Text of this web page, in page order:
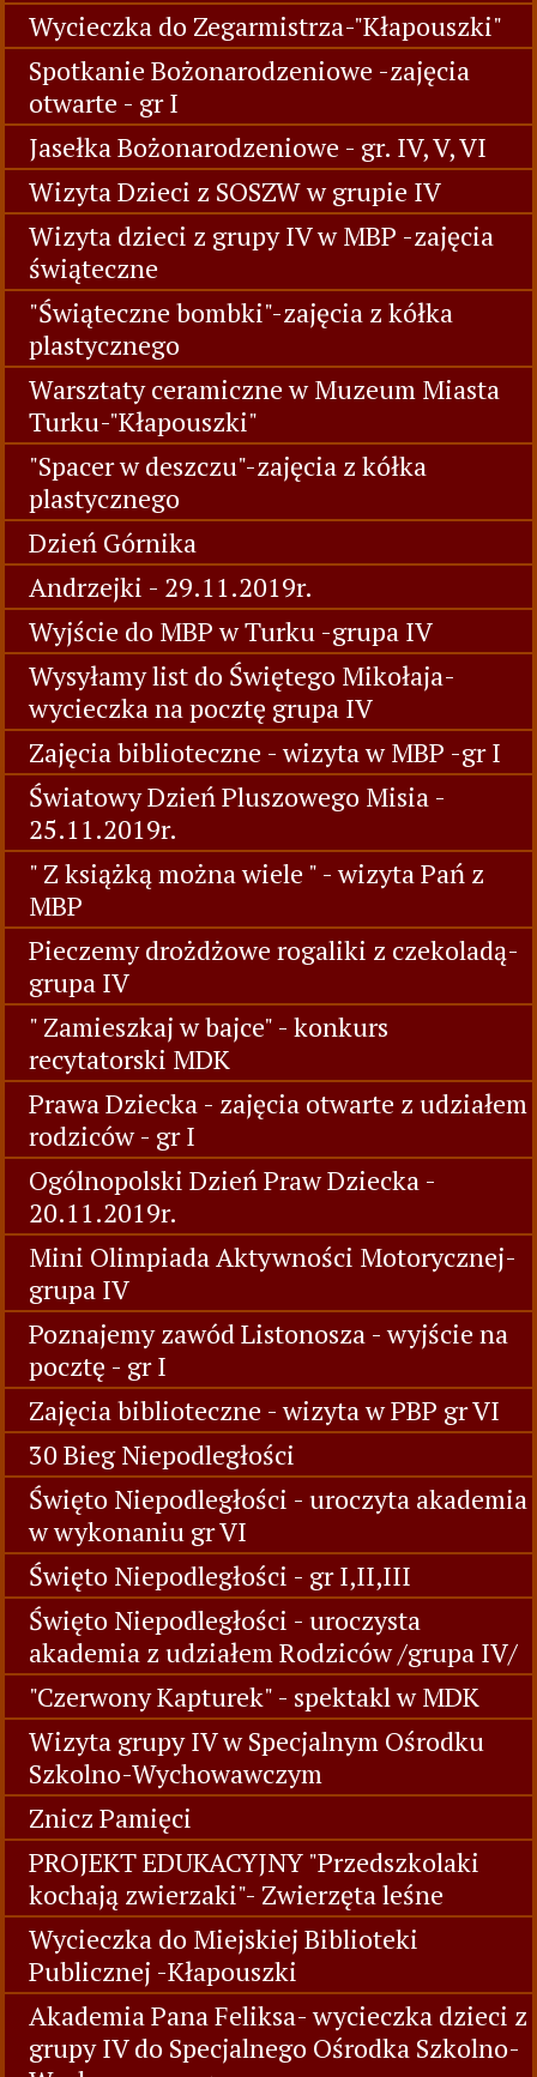
Wycieczka do Zegarmistrza-"Kłapouszki"
Spotkanie Bożonarodzeniowe -zajęcia
otwarte - gr I
Jasełka Bożonarodzeniowe - gr. IV, V, VI
Wizyta Dzieci z SOSZW w grupie IV
Wizyta dzieci z grupy IV w MBP -zajęcia
świąteczne
"Świąteczne bombki"-zajęcia z kółka
plastycznego
Warsztaty ceramiczne w Muzeum Miasta
Turku-"Kłapouszki"
"Spacer w deszczu"-zajęcia z kółka
plastycznego
Dzień Górnika
Andrzejki - 29.11.2019r.
Wyjście do MBP w Turku -grupa IV
Wysyłamy list do Świętego Mikołaja-
wycieczka na pocztę grupa IV
Zajęcia biblioteczne - wizyta w MBP -gr I
Światowy Dzień Pluszowego Misia -
25.11.2019r.
" Z książką można wiele " - wizyta Pań z
MBP
Pieczemy drożdżowe rogaliki z czekoladą-
grupa IV
" Zamieszkaj w bajce" - konkurs
recytatorski MDK
Prawa Dziecka - zajęcia otwarte z udziałem
rodziców - gr I
Ogólnopolski Dzień Praw Dziecka -
20.11.2019r.
Mini Olimpiada Aktywności Motorycznej-
grupa IV
Poznajemy zawód Listonosza - wyjście na
pocztę - gr I
Zajęcia biblioteczne - wizyta w PBP gr VI
30 Bieg Niepodległości
Święto Niepodległości - uroczyta akademia
w wykonaniu gr VI
Święto Niepodległości - gr I,II,III
Święto Niepodległości - uroczysta
akademia z udziałem Rodziców /grupa IV/
"Czerwony Kapturek" - spektakl w MDK
Wizyta grupy IV w Specjalnym Ośrodku
Szkolno-Wychowawczym
Znicz Pamięci
PROJEKT EDUKACYJNY "Przedszkolaki
kochają zwierzaki"- Zwierzęta leśne
Wycieczka do Miejskiej Biblioteki
Publicznej -Kłapouszki
Akademia Pana Feliksa- wycieczka dzieci z
grupy IV do Specjalnego Ośrodka Szkolno-